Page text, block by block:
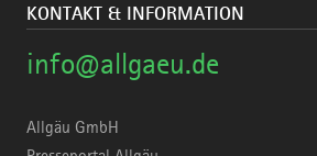
KONTAKT & INFORMATION
info@allgaeu.de
Allgäu GmbH